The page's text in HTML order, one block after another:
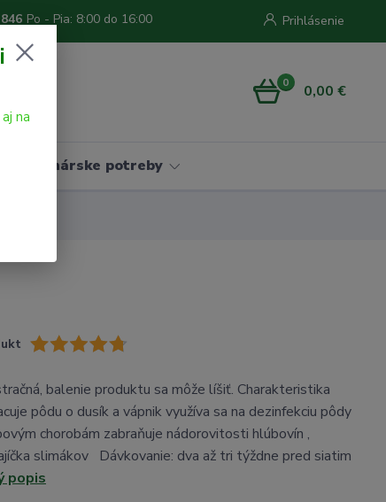
Prihlásenie
Po - Pia: 8:00 do 16:00
0 0,00 €
Vinárske potreby
balenie produktu sa môže líšiť. Charakteristika
pôdu o dusík a vápnik využíva sa na dezinfekciu pôdy
chorobám zabraňuje nádorovitosti hlúbovín ,
slimákov Dávkovanie: dva až tri týždne pred siatim
popis
na